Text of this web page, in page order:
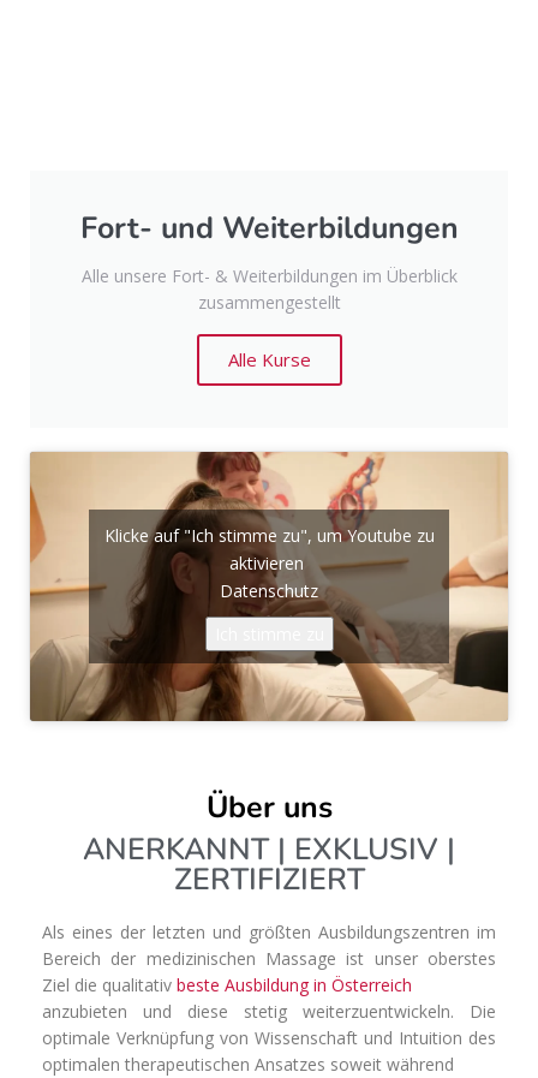
Fort- und Weiterbildungen
Alle unsere Fort- & Weiterbildungen im Überblick
zusammengestellt
Alle Kurse
Klicke auf "Ich stimme zu", um Youtube zu
aktivieren
Datenschutz
Über uns
ANERKANNT | EXKLUSIV |
ZERTIFIZIERT
Als eines der letzten und größten Ausbildungszentren im
Bereich der medizinischen Massage ist unser oberstes
Ziel die qualitativ beste Ausbildung in Österreich
anzubieten und diese stetig weiterzuentwickeln. Die
optimale Verknüpfung von Wissenschaft und Intuition des
optimalen therapeutischen Ansatzes soweit während